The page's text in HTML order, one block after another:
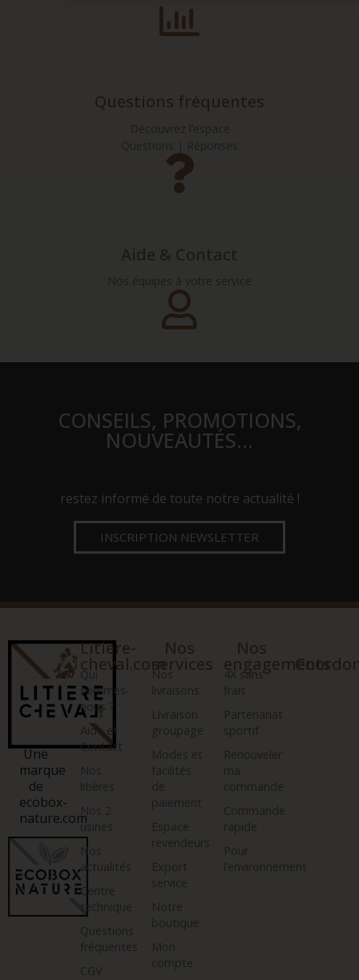
Questions fréquentes
Aide & Contact
CONSEILS, PROMOTIONS,
NOUVEAUTÉS…
restez informé de toute notre actualité !
INSCRIPTION NEWSLETTER
Une
marque
de
ecobox-
nature.com
Litiere-
cheval.com
Qui
sommes-
nous ?
Aide et
Contact
Nos
litières
Nos 2
usines
Nos
actualités
Centre
technique
Questions
fréquentes
CGV
Nos
services
Nos
livraisons
Livraison
groupage
Modes et
facilités
de
paiement
Espace
revendeurs
Export
service
Notre
boutique
Mon
compte
Nos
engagements
4X sans
frais
Partenariat
sportif
Renouveler
ma
commande
Commande
rapide
Pour
l’environnement